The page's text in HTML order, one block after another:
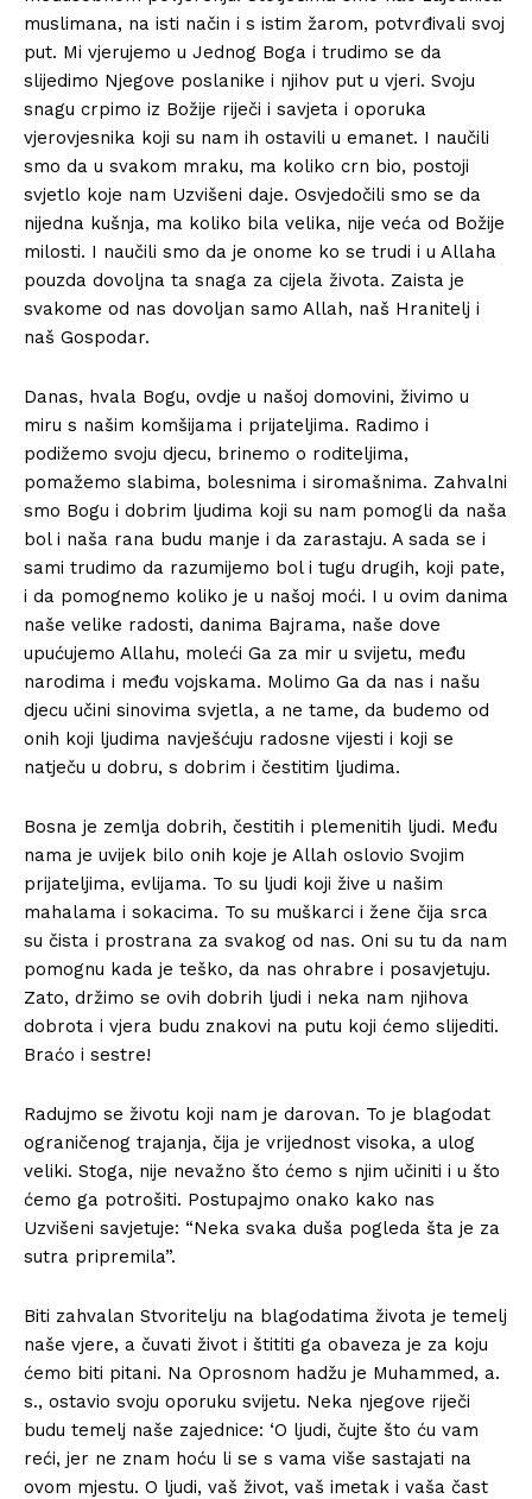
muslimana, na isti način i s istim žarom, potvrđivali svoj
put. Mi vjerujemo u Jednog Boga i trudimo se da
slijedimo Njegove poslanike i njihov put u vjeri. Svoju
snagu crpimo iz Božije riječi i savjeta i oporuka
vjerovjesnika koji su nam ih ostavili u emanet. I naučili
smo da u svakom mraku, ma koliko crn bio, postoji
svjetlo koje nam Uzvišeni daje. Osvjedočili smo se da
nijedna kušnja, ma koliko bila velika, nije veća od Božije
milosti. I naučili smo da je onome ko se trudi i u Allaha
pouzda dovoljna ta snaga za cijela života. Zaista je
svakome od nas dovoljan samo Allah, naš Hranitelj i
naš Gospodar.
Danas, hvala Bogu, ovdje u našoj domovini, živimo u
miru s našim komšijama i prijateljima. Radimo i
podižemo svoju djecu, brinemo o roditeljima,
pomažemo slabima, bolesnima i siromašnima. Zahvalni
smo Bogu i dobrim ljudima koji su nam pomogli da naša
bol i naša rana budu manje i da zarastaju. A sada se i
sami trudimo da razumijemo bol i tugu drugih, koji pate,
i da pomognemo koliko je u našoj moći. I u ovim danima
naše velike radosti, danima Bajrama, naše dove
upućujemo Allahu, moleći Ga za mir u svijetu, među
narodima i među vojskama. Molimo Ga da nas i našu
djecu učini sinovima svjetla, a ne tame, da budemo od
onih koji ljudima navješćuju radosne vijesti i koji se
natječu u dobru, s dobrim i čestitim ljudima.
Bosna je zemlja dobrih, čestitih i plemenitih ljudi. Među
nama je uvijek bilo onih koje je Allah oslovio Svojim
prijateljima, evlijama. To su ljudi koji žive u našim
mahalama i sokacima. To su muškarci i žene čija srca
su čista i prostrana za svakog od nas. Oni su tu da nam
pomognu kada je teško, da nas ohrabre i posavjetuju.
Zato, držimo se ovih dobrih ljudi i neka nam njihova
dobrota i vjera budu znakovi na putu koji ćemo slijediti.
Braćo i sestre!
Radujmo se životu koji nam je darovan. To je blagodat
ograničenog trajanja, čija je vrijednost visoka, a ulog
veliki. Stoga, nije nevažno što ćemo s njim učiniti i u što
ćemo ga potrošiti. Postupajmo onako kako nas
Uzvišeni savjetuje: “Neka svaka duša pogleda šta je za
sutra pripremila”.
Biti zahvalan Stvoritelju na blagodatima života je temelj
naše vjere, a čuvati život i štititi ga obaveza je za koju
ćemo biti pitani. Na Oprosnom hadžu je Muhammed, a.
s., ostavio svoju oporuku svijetu. Neka njegove riječi
budu temelj naše zajednice: ‘O ljudi, čujte što ću vam
reći, jer ne znam hoću li se s vama više sastajati na
ovom mjestu. O ljudi, vaš život, vaš imetak i vaša čast